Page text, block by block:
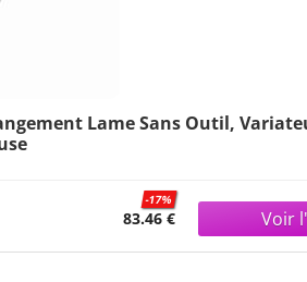
Lame Sans Outil,
83.46 €
-17%